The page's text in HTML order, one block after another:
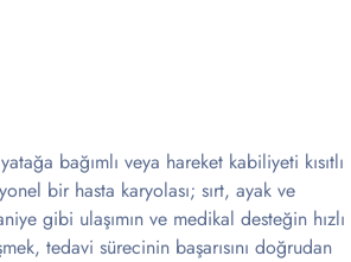
bağımlı veya hareket kabiliyeti kısıtlı
bir hasta karyolası; sırt, ayak ve
gibi ulaşımın ve medikal desteğin hızlı
tedavi sürecinin başarısını doğrudan